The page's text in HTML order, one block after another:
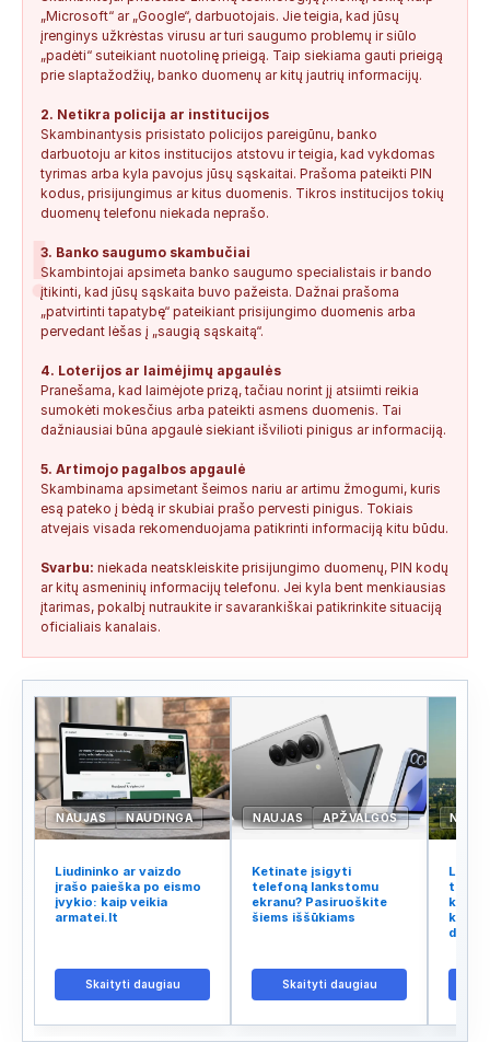
NEPATIKIMAS +37060388940 2026-08-02 0
Keista: Sukčių stacionaraus telefono numeris tiesiog Vilniaus
+37052041945 2026-08-01
!
„Microsoft“ ar „Google“, darbuotojais. Jie teigia, kad jūsų
įrenginys užkrėstas virusu ar turi saugumo problemų ir siūlo
„padėti“ suteikiant nuotolinę prieigą. Taip siekiama gauti prieigą
prie slaptažodžių, banko duomenų ar kitų jautrių informacijų.
2. Netikra policija ar institucijos
Skambinantysis prisistato policijos pareigūnu, banko
darbuotoju ar kitos institucijos atstovu ir teigia, kad vykdomas
tyrimas arba kyla pavojus jūsų sąskaitai. Prašoma pateikti PIN
kodus, prisijungimus ar kitus duomenis. Tikros institucijos tokių
duomenų telefonu niekada neprašo.
3. Banko saugumo skambučiai
Skambintojai apsimeta banko saugumo specialistais ir bando
įtikinti, kad jūsų sąskaita buvo pažeista. Dažnai prašoma
„patvirtinti tapatybę“ pateikiant prisijungimo duomenis arba
pervedant lėšas į „saugią sąskaitą“.
4. Loterijos ar laimėjimų apgaulės
Pranešama, kad laimėjote prizą, tačiau norint jį atsiimti reikia
sumokėti mokesčius arba pateikti asmens duomenis. Tai
dažniausiai būna apgaulė siekiant išvilioti pinigus ar informaciją.
5. Artimojo pagalbos apgaulė
Skambinama apsimetant šeimos nariu ar artimu žmogumi, kuris
esą pateko į bėdą ir skubiai prašo pervesti pinigus. Tokiais
atvejais visada rekomenduojama patikrinti informaciją kitu būdu.
Svarbu: niekada neatskleiskite prisijungimo duomenų, PIN kodų
ar kitų asmeninių informacijų telefonu. Jei kyla bent menkiausias
įtarimas, pokalbį nutraukite ir savarankiškai patikrinkite situaciją
oficialiais kanalais.
NAUJAS NAUDINGA
Liudininko ar vaizdo
įrašo paieška po eismo
įvykio: kaip veikia
armatei.lt
Skaityti daugiau
NAUJAS APŽVALGOS
Ketinate įsigyti
telefoną lankstomu
ekranu? Pasiruoškite
šiems iššūkiams
Skaityti daugiau
tinklo
kodėl
kalba